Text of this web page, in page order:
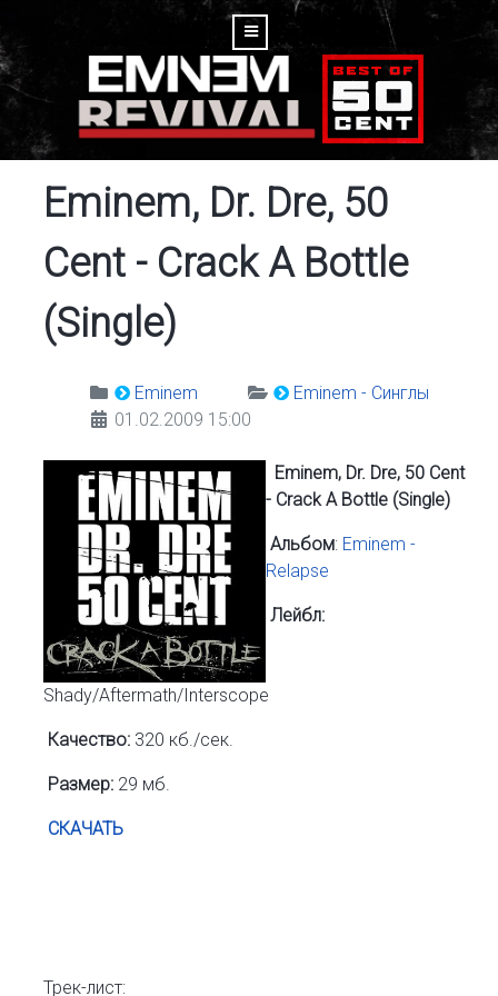
Eminem, Dr. Dre, 50
Cent - Crack A Bottle
(Single)
Eminem
Eminem - Синглы
01.02.2009 15:00
Eminem, Dr. Dre, 50 Cent
- Crack A Bottle (Single)
Альбом: Eminem -
Relapse
Лейбл:
Shady/Aftermath/Interscope
Качество: 320 кб./сек.
Размер: 29 мб.
СКАЧАТЬ
Трек-лист: